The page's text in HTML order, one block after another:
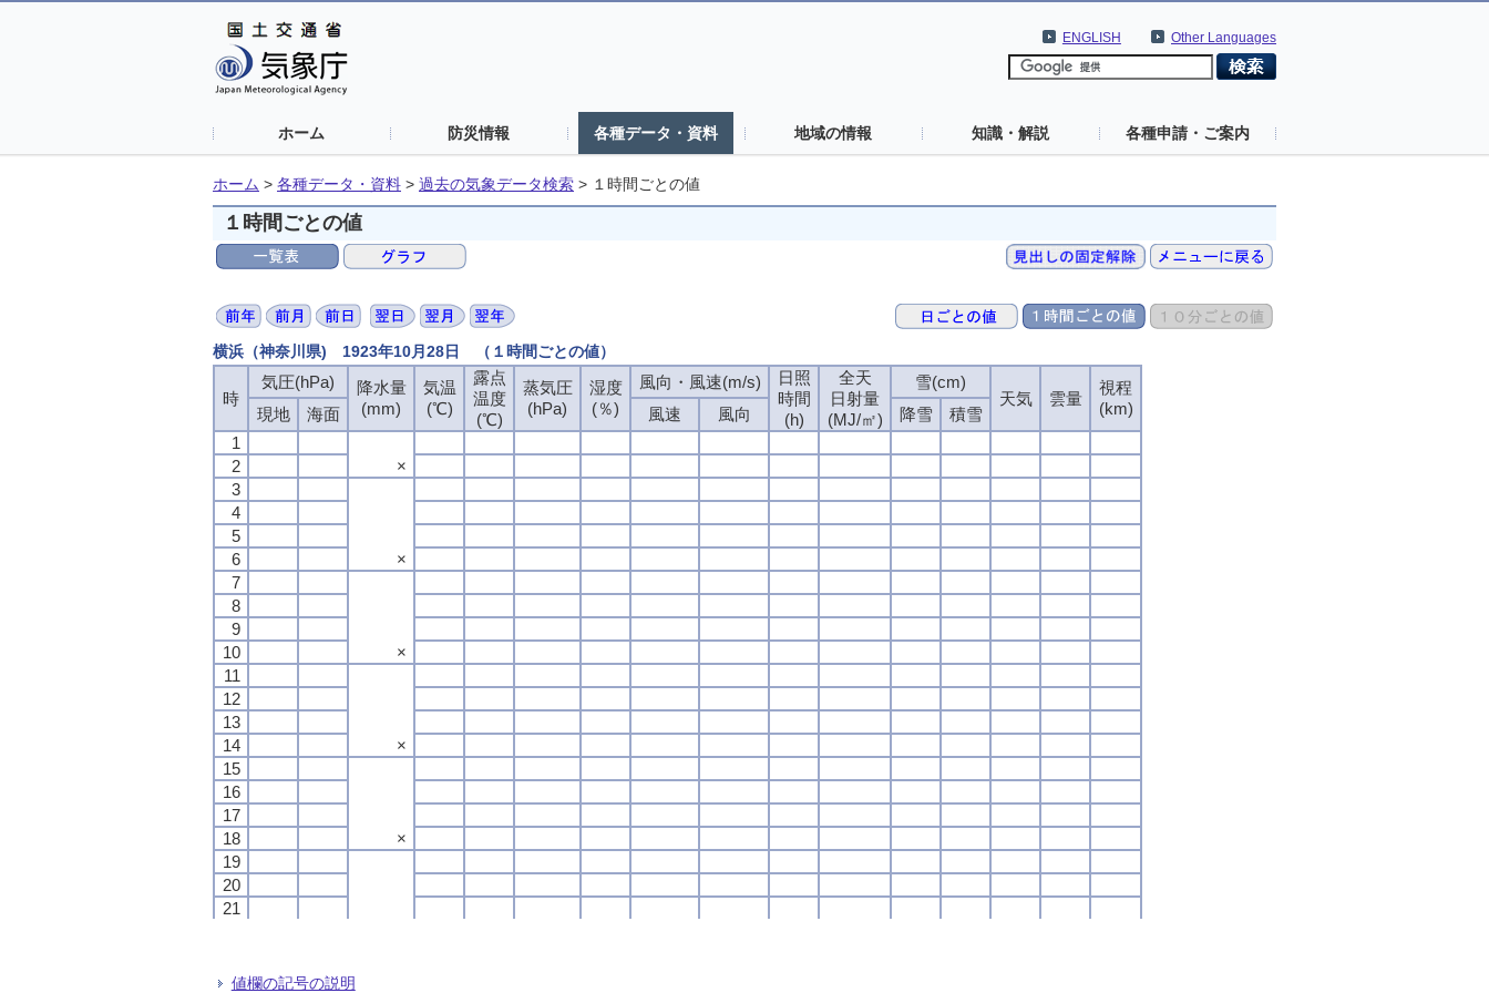
Other Languages
ENGLISH
ホーム 防災情報 各種データ・資料 地域の情報 知識・解説 各種申請・ご案内
ホーム > 各種データ・資料 > 過去の気象データ検索 > １時間ごとの値
１時間ごとの値
横浜（神奈川県) 1923年10月28日 （１時間ごとの値）
時
気圧(hPa)
降水量
(mm)
気温
(℃)
露点
温度
(℃)
蒸気圧
(hPa)
湿度
(％)
風向・風速(m/s)
日照
時間
(h)
全天
日射量
(MJ/㎡)
雪(cm)
天気
雲量
視程
(km)
現地 海面 風速 風向 降雪
積雪
1
×
2
3
×
4
5
6
7
×
8
9
10
11
×
12
13
14
15
×
16
17
18
19
20
21
24
時
気圧(hPa)
降水量
(mm)
気温
(℃)
露点
温度
(℃)
蒸気圧
(hPa)
湿度
(％)
風向・風速(m/s)
日照
時間
(h)
全天
日射量
(MJ/㎡)
雪(cm)
天気
雲量
視程
(km)
現地 海面 風速 風向 降雪
積雪
1
×
2
3
×
4
5
6
7
×
8
9
10
11
×
12
13
14
15
×
16
17
18
19
20
21
24
時
気圧(hPa)
降水量
(mm)
気温
(℃)
露点
温度
(℃)
蒸気圧
(hPa)
湿度
(％)
風向・風速(m/s)
日照
時間
(h)
全天
日射量
(MJ/㎡)
雪(cm)
天気
雲量
視程
(km)
現地 海面 風速 風向 降雪
積雪
1
×
2
3
×
4
5
6
7
×
8
9
10
11
×
12
13
14
15
×
16
17
18
19
20
21
24
時
気圧(hPa)
降水量
(mm)
気温
(℃)
露点
温度
(℃)
蒸気圧
(hPa)
湿度
(％)
風向・風速(m/s)
日照
時間
(h)
全天
日射量
(MJ/㎡)
雪(cm)
天気
雲量
視程
(km)
現地 海面 風速 風向 降雪
積雪
1
×
2
3
×
4
5
6
7
×
8
9
10
11
×
12
13
14
15
×
16
17
18
19
20
21
24
値欄の記号の説明